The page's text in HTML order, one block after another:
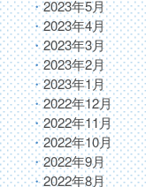
2023年5月
2023年4月
2023年3月
2023年2月
2023年1月
2022年12月
2022年11月
2022年10月
2022年9月
2022年8月